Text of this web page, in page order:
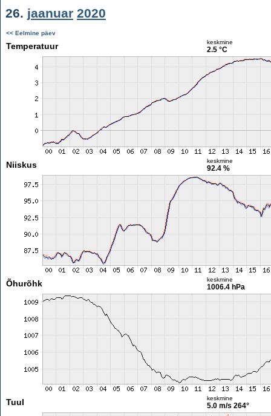
26. jaanuar 2020
<< Eelmine päev
Temperatuur keskmine
2.5 °C
Niiskus keskmine
92.4 %
Õhurõhk keskmine
1006.4 hPa
Tuul keskmine
5.0 m/s 264°